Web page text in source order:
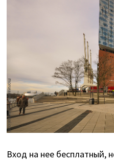
Вход на нее бесплатный,